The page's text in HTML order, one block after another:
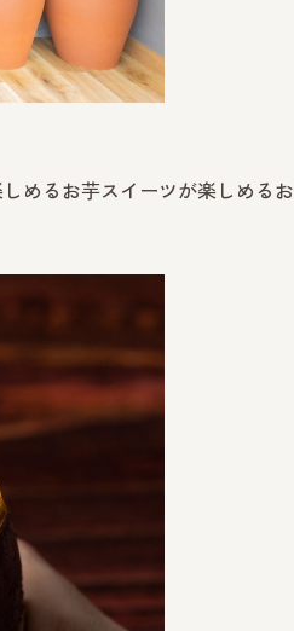
しめるお芋スイーツが楽しめるお